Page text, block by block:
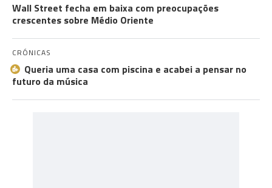
Wall Street fecha em baixa com preocupações
crescentes sobre Médio Oriente
CRÓNICAS
Queria uma casa com piscina e acabei a pensar no
futuro da música